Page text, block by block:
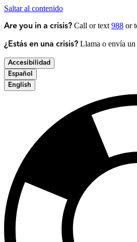
Saltar al contenido
Are you in a crisis? Call or text 988 or
¿Estás en una crisis? Llama o envía un
Accesibilidad
Español
English